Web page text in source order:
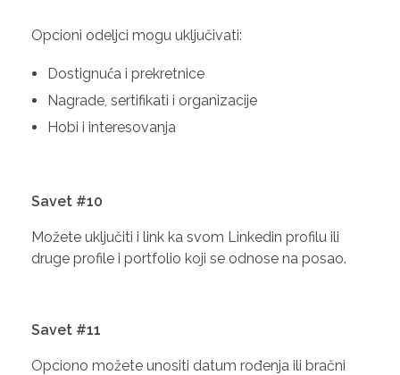
Opcioni odeljci mogu uključivati:
Dostignuća i prekretnice
Nagrade, sertifikati i organizacije
Hobi i interesovanja
Savet #10
Možete uključiti i link ka svom Linkedin profilu ili
druge profile i portfolio koji se odnose na posao.
Savet #11
Opciono možete unositi datum rođenja ili bračni